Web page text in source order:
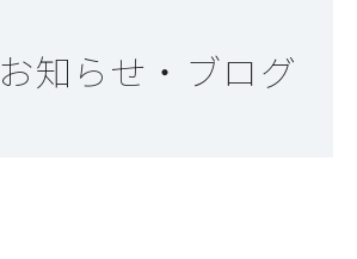
お知らせ・ブログ